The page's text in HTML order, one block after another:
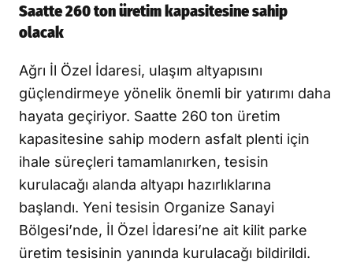
Saatte 260 ton üretim kapasitesine sahip
olacak
Ağrı İl Özel İdaresi, ulaşım altyapısını
güçlendirmeye yönelik önemli bir yatırımı daha
hayata geçiriyor. Saatte 260 ton üretim
kapasitesine sahip modern asfalt plenti için
ihale süreçleri tamamlanırken, tesisin
kurulacağı alanda altyapı hazırlıklarına
başlandı. Yeni tesisin Organize Sanayi
Bölgesi’nde, İl Özel İdaresi’ne ait kilit parke
üretim tesisinin yanında kurulacağı bildirildi.